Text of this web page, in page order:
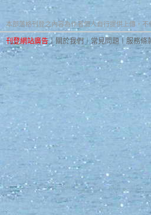
本部落格刊登之內容為作者個人自行提供上傳，不
刊登網站廣告︱關於我們︱常見問題 服務條